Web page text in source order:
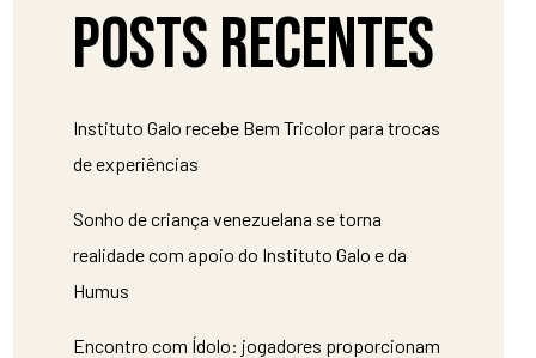
Posts recentes
Instituto Galo recebe Bem Tricolor para trocas
de experiências
Sonho de criança venezuelana se torna
realidade com apoio do Instituto Galo e da
Humus
Encontro com Ídolo: jogadores proporcionam